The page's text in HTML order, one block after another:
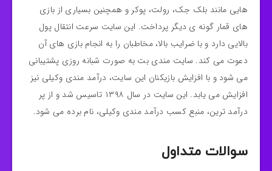
هایی مانند بلک جک، رولت، پوکر و همچنین بسیاری از بازی
های قمار گونه ی دیگر پرداخت. این سایت سرعت انتقال پول
بالایی دارد و با ضرایب بالا، مخاطبان را به انجام بازی های آن
دعوت می کند. سایت مندی بت به صورت شبانه روزی پشتیبانی
می شود و با افزایش بازیکنان این سایت، درآمد مندی وکیلی نیز
افزایش می یابد. این سایت در سال ۱۳۹۸ تاسیس شد و از پر
درآمد ترین، منبع کسب درآمد مندی وکیلی، نام برده می شود.
سوالات متداول